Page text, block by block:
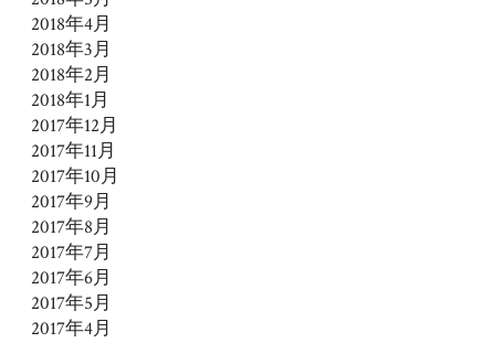
2018年4月
2018年3月
2018年2月
2018年1月
2017年12月
2017年11月
2017年10月
2017年9月
2017年8月
2017年7月
2017年6月
2017年5月
2017年4月